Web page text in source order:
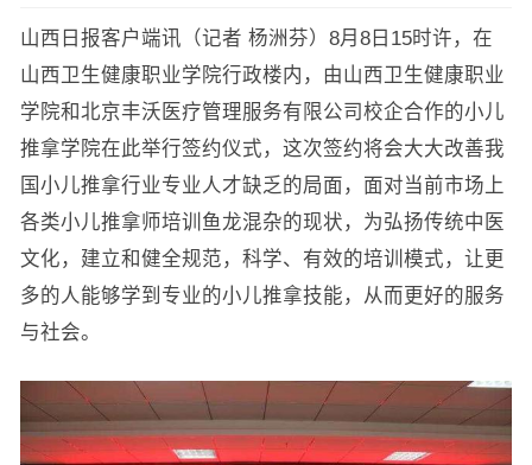
山西日报客户端讯（记者 杨洲芬）8月8日15时许，在
山西卫生健康职业学院行政楼内，由山西卫生健康职业
学院和北京丰沃医疗管理服务有限公司校企合作的小儿
推拿学院在此举行签约仪式，这次签约将会大大改善我
国小儿推拿行业专业人才缺乏的局面，面对当前市场上
各类小儿推拿师培训鱼龙混杂的现状，为弘扬传统中医
文化，建立和健全规范，科学、有效的培训模式，让更
多的人能够学到专业的小儿推拿技能，从而更好的服务
与社会。